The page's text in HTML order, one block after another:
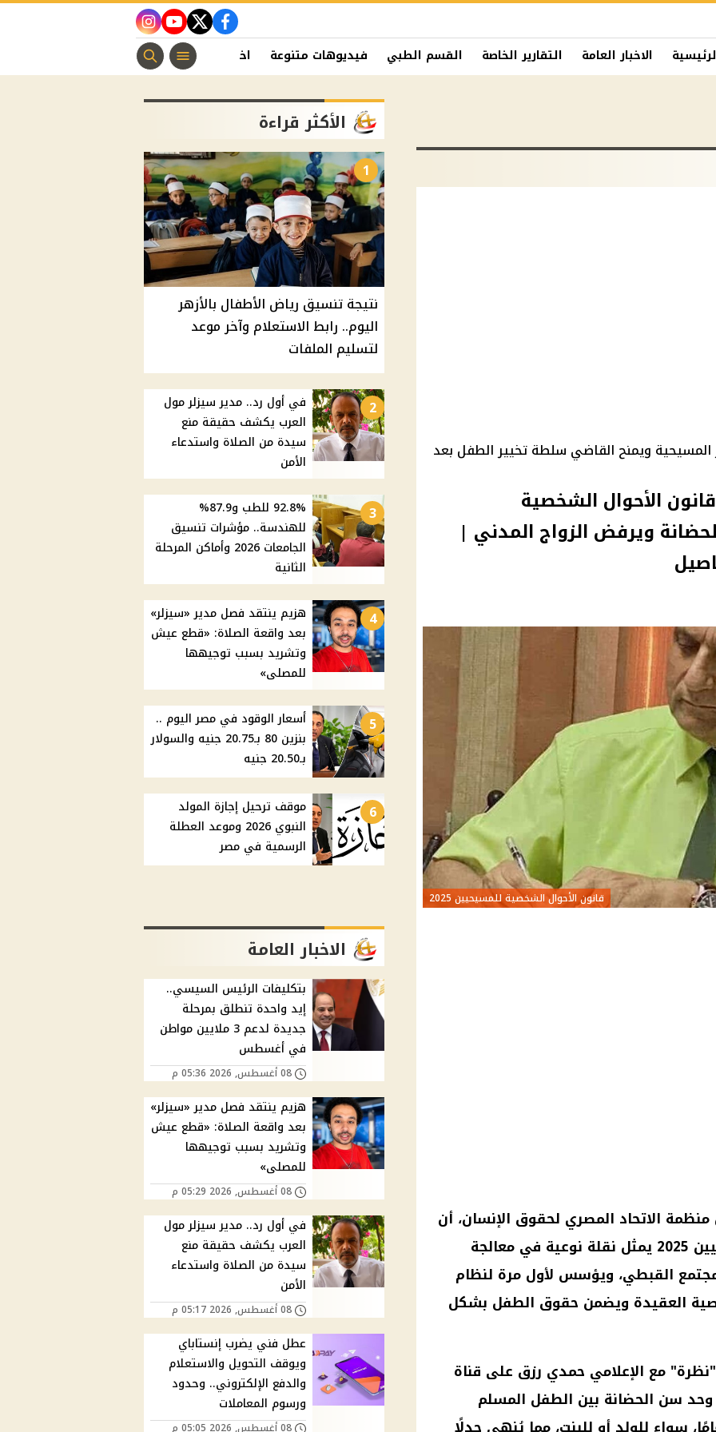
facebook
twitter
youtube
instagram
الاخبار العامة التقارير الخاصة القسم الطبي فيديوهات متنوعة اخبار الفن منوعات مسيحية
ويمنح القاضي سلطة تخيير الطفل بعد
الأحوال الشخصية
يحسم الحضانة ويرفض الزواج المدني |
قانون الأحوال الشخصية للمسيحيين 2025
الاتحاد المصري لحقوق الإنسان، أن
قانون الأحوال الشخصية للمسيحيين 2025 يمثل نقلة نوعية في معالجة
القبطي، ويؤسس لأول مرة لنظام
العقيدة ويضمن حقوق الطفل بشكل
"نظرة" مع الإعلامي حمدي رزق على قناة
وحد سن الحضانة بين الطفل المسلم
الأكثر قراءة
1
نتيجة تنسيق رياض الأطفال بالأزهر
اليوم.. رابط الاستعلام وآخر موعد
لتسليم الملفات
2
في أول رد.. مدير سيزلر مول
العرب يكشف حقيقة منع
سيدة من الصلاة واستدعاء
الأمن
3
92.8% للطب و87.9%
للهندسة.. مؤشرات تنسيق
الجامعات 2026 وأماكن المرحلة
الثانية
4
هزيم ينتقد فصل مدير «سيزلر»
بعد واقعة الصلاة: «قطع عيش
وتشريد بسبب توجيهها
للمصلى»
5
أسعار الوقود في مصر اليوم ..
بنزين 80 بـ20.75 جنيه والسولار
بـ20.50 جنيه
6
موقف ترحيل إجازة المولد
النبوي 2026 وموعد العطلة
الرسمية في مصر
الاخبار العامة
بتكليفات الرئيس السيسي..
إيد واحدة تنطلق بمرحلة
جديدة لدعم 3 ملايين مواطن
في أغسطس
08 أغسطس, 2026 05:36 م
هزيم ينتقد فصل مدير «سيزلر»
بعد واقعة الصلاة: «قطع عيش
وتشريد بسبب توجيهها
للمصلى»
08 أغسطس, 2026 05:29 م
في أول رد.. مدير سيزلر مول
العرب يكشف حقيقة منع
سيدة من الصلاة واستدعاء
الأمن
08 أغسطس, 2026 05:17 م
عطل فني يضرب إنستاباي
ويوقف التحويل والاستعلام
والدفع الإلكتروني.. وحدود
ورسوم المعاملات
08 أغسطس, 2026 05:05 م